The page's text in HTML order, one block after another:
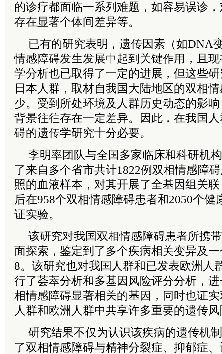
的诊疗都面临一系列难题，如容易误诊
存在显著个体间差异等。
已有的研究表明，遗传因素（如DNA
情感障碍发生发展中起到关键作用，且
学分析也已取得了一定的进展，但这些
日本人群，取材自我国大陆地区的双相
少。受到所处环境及人群历史动态的影
背景往往存在一定差异。因此，在我国
碍的遗传学研究十分必要。
李明率团队与全国多家临床和科研机
了来自多个省市共计1822例双相情感障
照的血液样本，对其开展了全基因组关
后在958个双相情感障碍患者和2050个健
证实验。
该研究对我国双相情感障碍患者所携
面探索，鉴定到了多个疾病相关变异及
8。该研究也对我国人群和已发表欧洲人
行了荟萃分析和多基因风险评分分析，
相情感障碍显著相关的基因，同时也证
人群和欧洲人群中共享许多重要的遗传
研究结果不仅为认识该疾病的遗传机
了双相情感障碍与精神分裂症、抑郁症